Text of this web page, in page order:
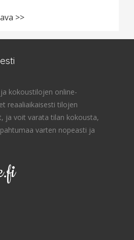
>>
kokoustilojen online-
reaaliaikaisesti tilojen
ja voit varata tilan kokousta,
varten nopeasti ja